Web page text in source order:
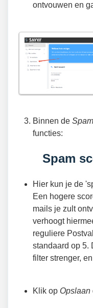
ontvouwen en
Binnen de
functies:
Spam
Hier kun je de
Een hogere
mails je zult
verhoogt
reguliere
standaard op 5.
filter strenger,
Klik op Opslaan